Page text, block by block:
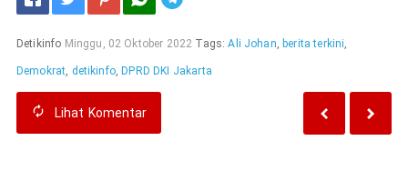
Detikinfo Minggu, 02 Oktober 2022 Tags:Ali Johan, berita terkini,
Demokrat, detikinfo, DPRD DKI Jakarta
Lihat Komentar